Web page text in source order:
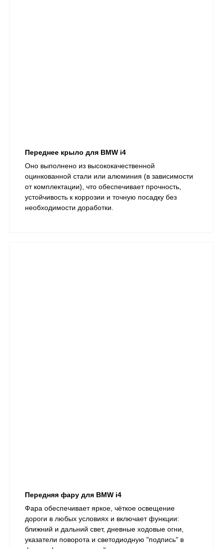
Переднее крыло для BMW i4
Оно выполнено из высококачественной
оцинкованной стали или алюминия (в зависимости
от комплектации), что обеспечивает прочность,
устойчивость к коррозии и точную посадку без
необходимости доработки.
Передняя фару для BMW i4
Фара обеспечивает яркое, чёткое освещение
дороги в любых условиях и включает функции:
ближний и дальний свет, дневные ходовые огни,
указатели поворота и светодиодную "подпись" в